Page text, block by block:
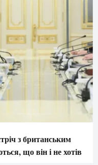
з британським
що він і не хотів